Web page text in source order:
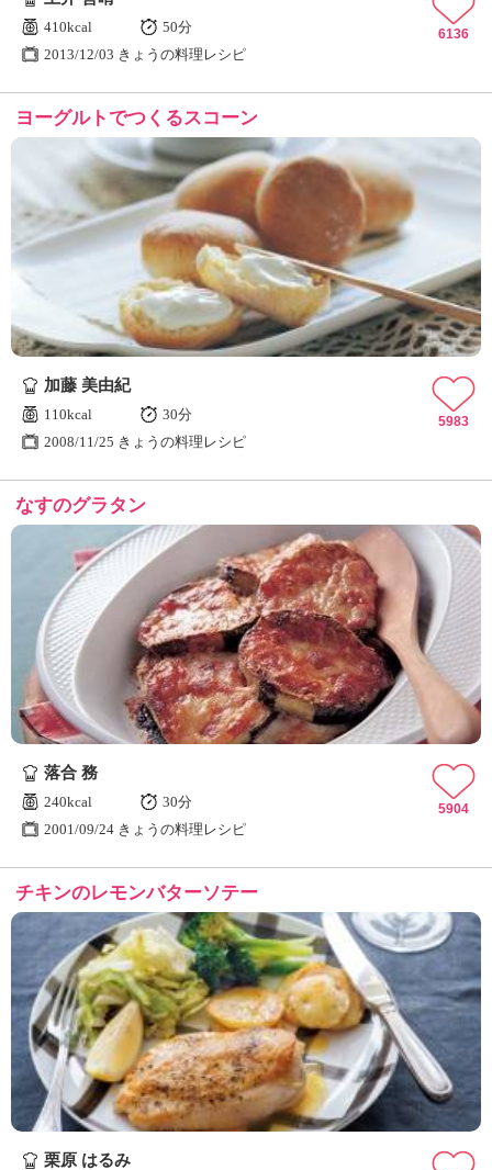
410kcal
50分
2013/12/03 きょうの料理レシピ
6136
ヨーグルトでつくるスコーン
加藤 美由紀
110kcal
30分
2008/11/25 きょうの料理レシピ
5983
なすのグラタン
落合 務
240kcal
30分
2001/09/24 きょうの料理レシピ
5904
チキンのレモンバターソテー
栗原 はるみ